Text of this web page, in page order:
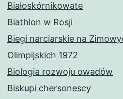
Białoskórnikowate
Biathlon w Rosji
Biegi narciarskie na
Olimpijskich 1972
Biologia rozwoju owadów
Biskupi chersonescy